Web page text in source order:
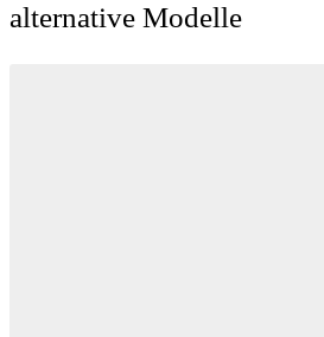
alternative Modelle